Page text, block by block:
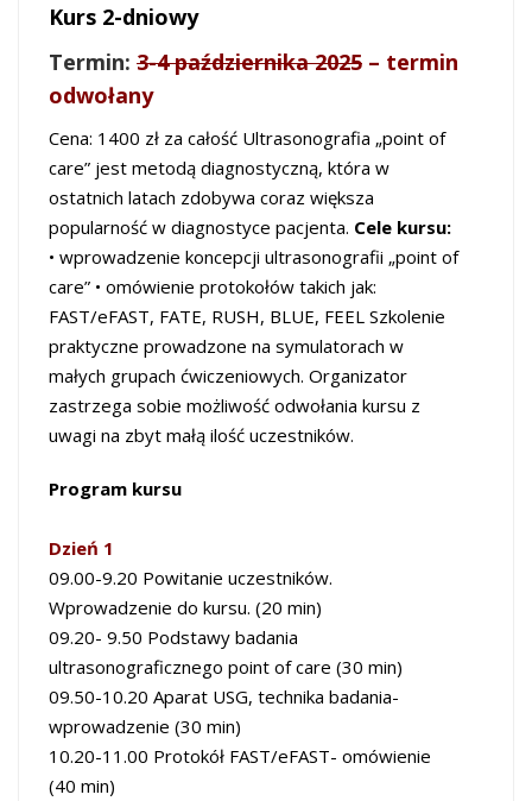
Kurs 2-dniowy
Termin: 3-4 października 2025 – termin
odwołany
Cena: 1400 zł za całość Ultrasonografia „point of
care” jest metodą diagnostyczną, która w
ostatnich latach zdobywa coraz większa
popularność w diagnostyce pacjenta. Cele kursu:
• wprowadzenie koncepcji ultrasonografii „point of
care” • omówienie protokołów takich jak:
FAST/eFAST, FATE, RUSH, BLUE, FEEL Szkolenie
praktyczne prowadzone na symulatorach w
małych grupach ćwiczeniowych. Organizator
zastrzega sobie możliwość odwołania kursu z
uwagi na zbyt małą ilość uczestników.
Program kursu
Dzień 1
09.00-9.20 Powitanie uczestników.
Wprowadzenie do kursu. (20 min)
09.20- 9.50 Podstawy badania
ultrasonograficznego point of care (30 min)
09.50-10.20 Aparat USG, technika badania-
wprowadzenie (30 min)
10.20-11.00 Protokół FAST/eFAST- omówienie
(40 min)